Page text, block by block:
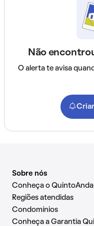
Não
O alerta te avisa
Sobre nós
Conheça o
Regiões atendidas
Condomínios
Conheça a Garantia